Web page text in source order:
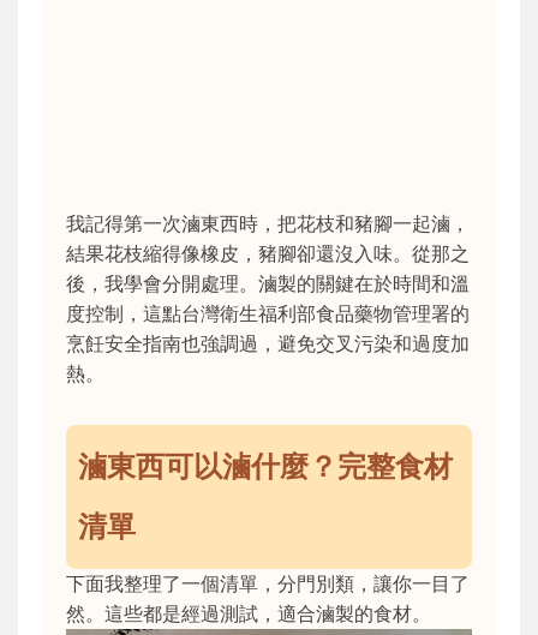
我記得第一次滷東西時，把花枝和豬腳一起滷，
結果花枝縮得像橡皮，豬腳卻還沒入味。從那之
後，我學會分開處理。滷製的關鍵在於時間和溫
度控制，這點台灣衛生福利部食品藥物管理署的
烹飪安全指南也強調過，避免交叉污染和過度加
熱。
滷東西可以滷什麼？完整食材
清單
下面我整理了一個清單，分門別類，讓你一目了
然。這些都是經過測試，適合滷製的食材。